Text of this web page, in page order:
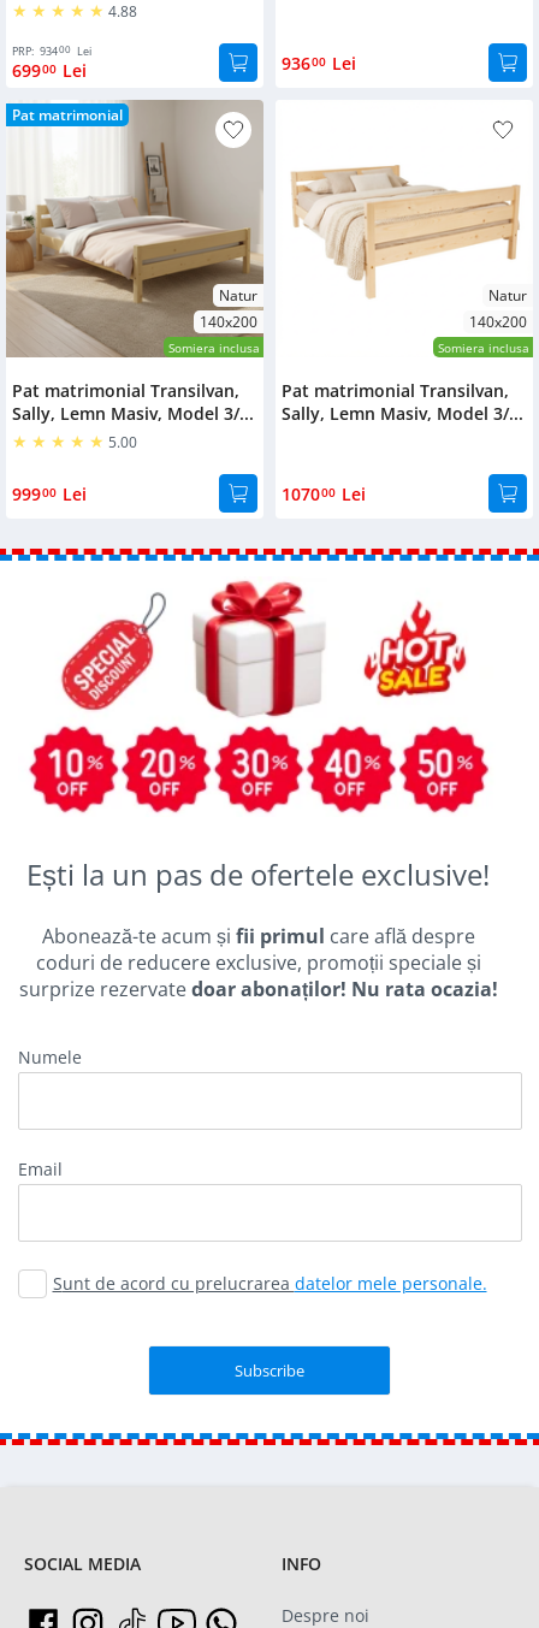
4.88
PRP: 93400 Lei
69900 Lei 93600 Lei
Pat matrimonial
Natur
140x200
Somiera inclusa
Pat matrimonial Transilvan,
Sally, Lemn Masiv, Model 3/...
5.00
99900 Lei
Natur
140x200
Somiera inclusa
Pat matrimonial Transilvan,
Sally, Lemn Masiv, Model 3/...
107000 Lei
Ești la un pas de ofertele exclusive!
Abonează-te acum și fii primul care află despre
coduri de reducere exclusive, promoții speciale și
surprize rezervatedoar abonaților! Nu rata ocazia!
Numele
email
Sunt de acord cu prelucrarea datelor mele personale.
SOCIAL MEDIA INFO
Despre noi